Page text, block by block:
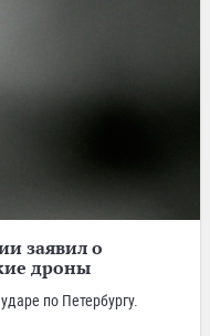
заявил о
дроны
по Петербургу.